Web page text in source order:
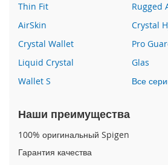
P
h
o
n
1
6
P
o
a
Thin Fit
Rugged
AirSkin
Crystal
Crystal Wallet
Pro
Liquid Crystal
Glas
Wallet S
Все
Наши преимущества
100% оригинальный Spigen
Гарантия качества